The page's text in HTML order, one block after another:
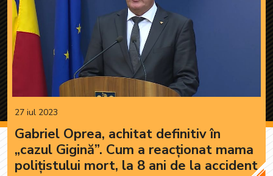
27 iul 2023
Gabriel Oprea, achitat definitiv în
„cazul Gigină”. Cum a reacționat mama
polițistului mort, la 8 ani de la accident